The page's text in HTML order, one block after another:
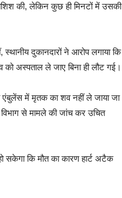
की, लेकिन कुछ ही मिनटों में उसकी
दुकानदारों ने आरोप लगाया कि
अस्पताल ले जाए बिना ही लौट गई।
में मृतक का शव नहीं ले जाया जा
से मामले की जांच कर उचित
सकेगा कि मौत का कारण हार्ट अटैक